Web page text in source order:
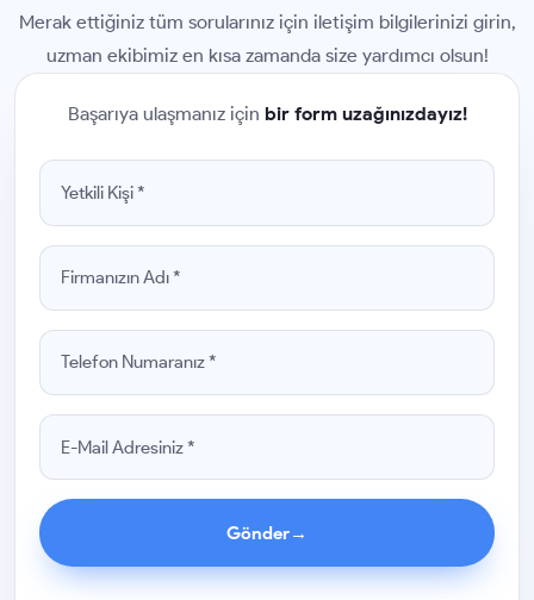
Merak ettiğiniz tüm sorularınız için iletişim bilgilerinizi girin,
uzman ekibimiz en kısa zamanda size yardımcı olsun!
Başarıya ulaşmanız için bir form uzağınızdayız!
Gönder→